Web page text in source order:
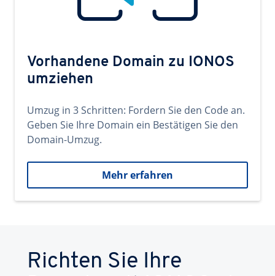
Vorhandene Domain zu IONOS
umziehen
Umzug in 3 Schritten: Fordern Sie den Code an.
Geben Sie Ihre Domain ein Bestätigen Sie den
Domain-Umzug.
Mehr erfahren
Richten Sie Ihre